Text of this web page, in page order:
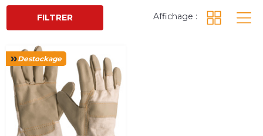
FILTRER Affichage :
Destockage